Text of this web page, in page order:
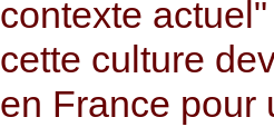
contexte
cette culture
en France pour